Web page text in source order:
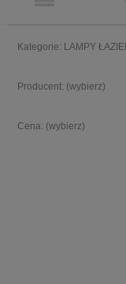
Kategorie: LAMPY
Producent: (wybierz)
Cena: (wybierz)